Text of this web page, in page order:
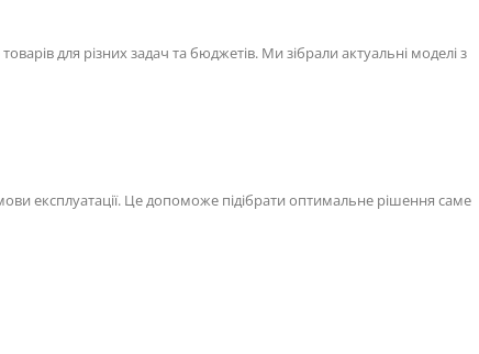
для різних задач та бюджетів. Ми зібрали актуальні моделі з
експлуатації. Це допоможе підібрати оптимальне рішення саме